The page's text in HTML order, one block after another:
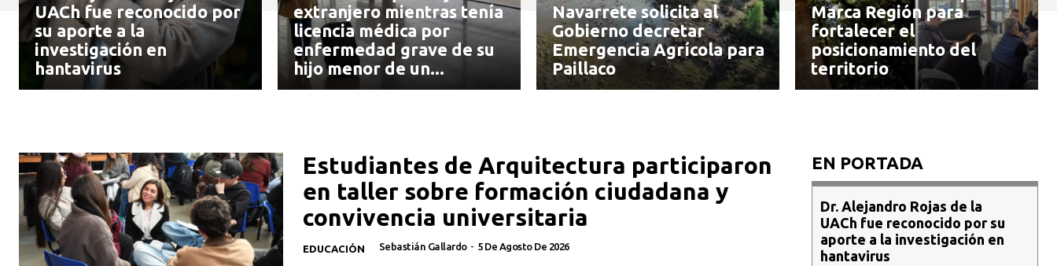
UACh fue reconocido por
su aporte a la
investigación en
hantavirus
extranjero mientras tenía
licencia médica por
enfermedad grave de su
hijo menor de un...
Navarrete solicita al
Gobierno decretar
Emergencia Agrícola para
Paillaco
Marca Región para
fortalecer el
posicionamiento del
territorio
Estudiantes de Arquitectura participaron
en taller sobre formación ciudadana y
convivencia universitaria
EDUCACIÓN Sebastián Gallardo - 5 De Agosto De 2026
EN PORTADA
Dr. Alejandro Rojas de la
UACh fue reconocido por su
aporte a la investigación en
hantavirus